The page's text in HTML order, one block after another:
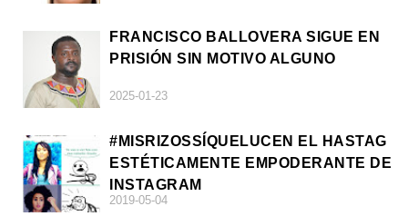
FRANCISCO BALLOVERA SIGUE EN
PRISIÓN SIN MOTIVO ALGUNO
2025-01-23
#MISRIZOSSÍQUELUCEN EL HASTAG
ESTÉTICAMENTE EMPODERANTE DE
INSTAGRAM
2019-05-04